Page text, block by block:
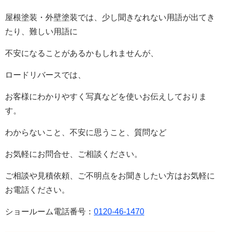
屋根塗装・外壁塗装では、少し聞きなれない用語が出てき
たり、難しい用語に
不安になることがあるかもしれませんが、
ロードリバースでは、
お客様にわかりやすく写真などを使いお伝えしておりま
す。
わからないこと、不安に思うこと、質問など
お気軽にお問合せ、ご相談ください。
ご相談や見積依頼、ご不明点をお聞きしたい方はお気軽に
お電話ください。
ショールーム電話番号： 0120-46-1470